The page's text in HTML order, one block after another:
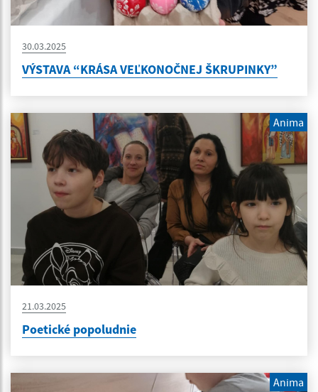
30.03.2025
VÝSTAVA “KRÁSA VEĽKONOČNEJ ŠKRUPINKY”
Anima
21.03.2025
Poetické popoludnie
Anima